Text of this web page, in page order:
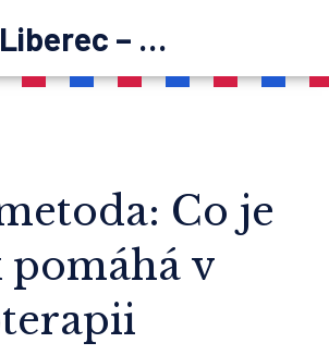
Inspirace Liberec – psychoterapie
Co je
pomáhá v